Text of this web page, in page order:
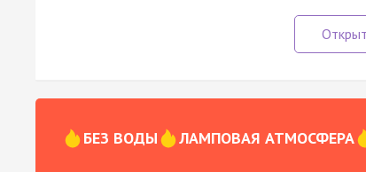
БЕЗ ВОДЫ ЛАМПОВАЯ АТМОСФЕРА